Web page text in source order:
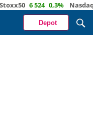
6 524 0,3% Nasdaq 29
Depot